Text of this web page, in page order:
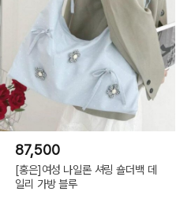
87,500
[홍은]여성 나일론 셔링 숄더백 데
일리 가방 블루